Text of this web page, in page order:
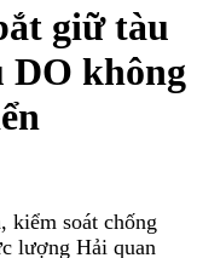
giữ tàu
DO không
kiểm soát chống
lượng Hải quan